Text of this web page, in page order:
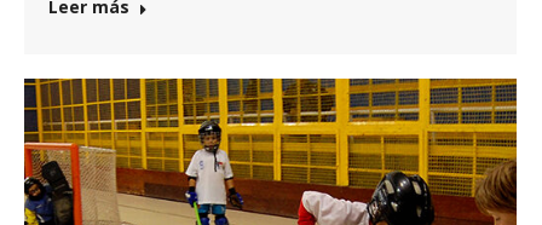
Leer más